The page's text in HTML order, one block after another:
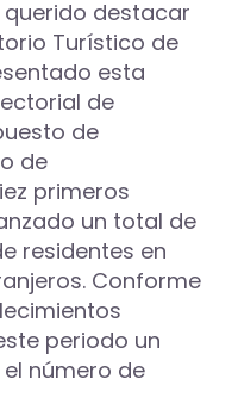
querido destacar
Turístico de
esta
de
de
de
primeros
un total de
residentes en
Conforme
periodo un
número de